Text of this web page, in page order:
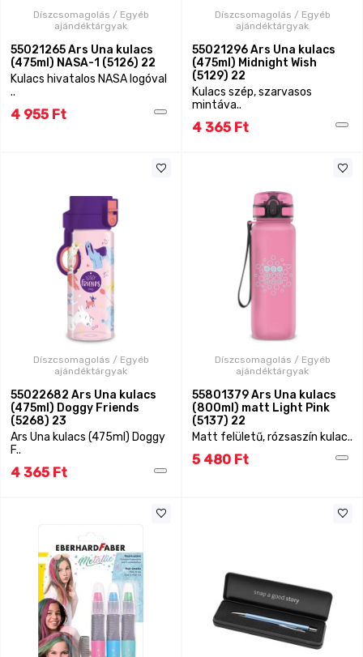
Díszcsomagolás / Egyéb
ajándéktárgyak
55021265 Ars Una kulacs
(475ml) NASA-1 (5126) 22
Kulacs hivatalos NASA logóval
..
4 955 Ft
Díszcsomagolás / Egyéb
ajándéktárgyak
55021296 Ars Una kulacs
(475ml) Midnight Wish
(5129) 22
Kulacs szép, szarvasos
mintáva..
4 365 Ft
Díszcsomagolás / Egyéb
ajándéktárgyak
55022682 Ars Una kulacs
(475ml) Doggy Friends
(5268) 23
Ars Una kulacs (475ml) Doggy
F..
4 365 Ft
Díszcsomagolás / Egyéb
ajándéktárgyak
55801379 Ars Una kulacs
(800ml) matt Light Pink
(5137) 22
Matt felületű, rózsaszín kulac..
5 480 Ft